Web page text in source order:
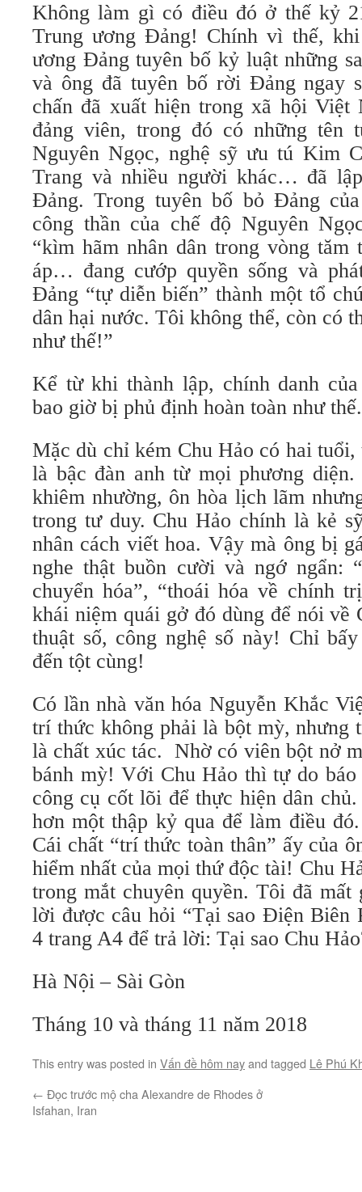
Không làm gì có điều đó ở thế kỷ
Trung ương Đảng! Chính vì thế,
ương Đảng tuyên bố kỷ luật những
và ông đã tuyên bố rời Đảng ngay
chấn đã xuất hiện trong xã hội Việt
đảng viên, trong đó có những tên
Nguyên Ngọc, nghệ sỹ ưu tú Kim
Trang và nhiều người khác… đã
Đảng. Trong tuyên bố bỏ Đảng
công thần của chế độ Nguyên
“kìm hãm nhân dân trong vòng
áp… đang cướp quyền sống và
Đảng “tự diễn biến” thành một tổ
dân hại nước. Tôi không thể, còn có
như thế!”
Kể từ khi thành lập, chính danh
bao giờ bị phủ định hoàn toàn như thế.
Mặc dù chỉ kém Chu Hảo có hai
là bậc đàn anh từ mọi phương diện.
khiêm nhường, ôn hòa lịch lãm
trong tư duy. Chu Hảo chính là kẻ
nhân cách viết hoa. Vậy mà ông bị
nghe thật buồn cười và ngớ ngẩn:
chuyển hóa”, “thoái hóa về chính
khái niệm quái gở đó dùng để nói
thuật số, công nghệ số này! Chỉ
đến tột cùng!
Có lần nhà văn hóa Nguyễn Khắc
trí thức không phải là bột mỳ, nhưng
là chất xúc tác. Nhờ có viên bột nở
bánh mỳ! Với Chu Hảo thì tự do
công cụ cốt lõi để thực hiện dân
hơn một thập kỷ qua để làm điều
Cái chất “trí thức toàn thân” ấy của
hiểm nhất của mọi thứ độc tài! Chu
trong mắt chuyên quyền. Tôi đã
lời được câu hỏi “Tại sao Điện Biên
4 trang A4 để trả lời: Tại sao Chu
Hà Nội – Sài Gòn
Tháng 10 và tháng 11 năm 2018
This entry was posted in Vấn đề hôm nayand tagged Lê Phú
← Đọc trước mộ cha Alexandre de Rhodes ở
Isfahan, Iran